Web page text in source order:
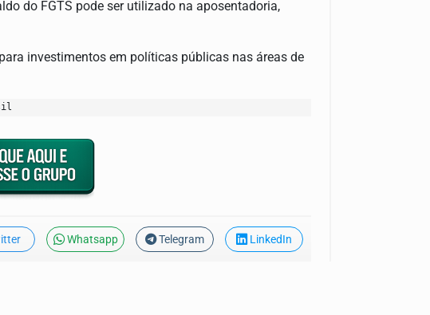
do FGTS pode ser utilizado na aposentadoria,
investimentos em políticas públicas nas áreas de
Whatsapp Telegram LinkedIn